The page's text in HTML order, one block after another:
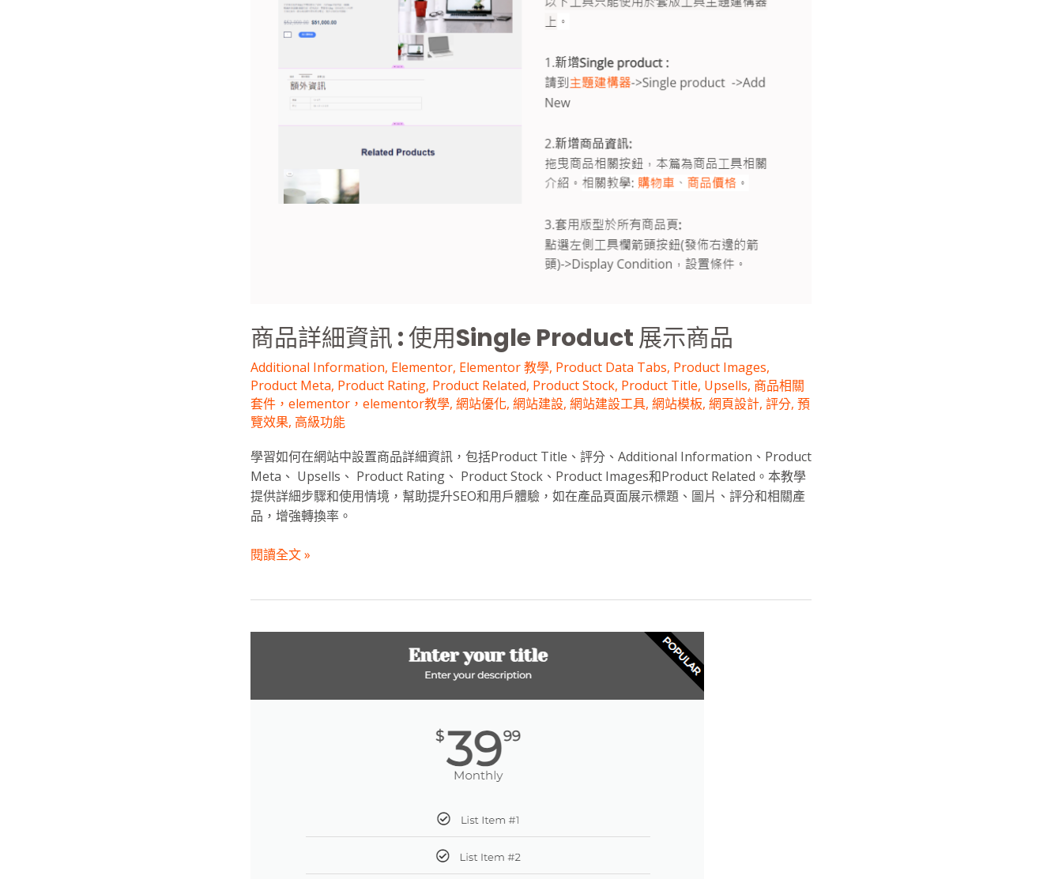
商品詳細資訊 : 使用Single Product 展示商品
Additional Information, Elementor, Elementor 教學, Product Data Tabs, Product Images,
Product Meta, Product Rating, Product Related, Product Stock, Product Title, Upsells, 商品相關
套件，elementor，elementor教學, 網站優化, 網站建設, 網站建設工具, 網站模板, 網頁設計, 評分, 預
覽效果, 高級功能
學習如何在網站中設置商品詳細資訊，包括Product Title、評分、Additional Information、Product
Meta、 Upsells、 Product Rating、 Product Stock、Product Images和Product Related。本教學
提供詳細步驟和使用情境，幫助提升SEO和用戶體驗，如在產品頁面展示標題、圖片、評分和相關產
品，增強轉換率。
閱讀全文 »
格